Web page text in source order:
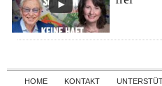
HOME KONTAKT